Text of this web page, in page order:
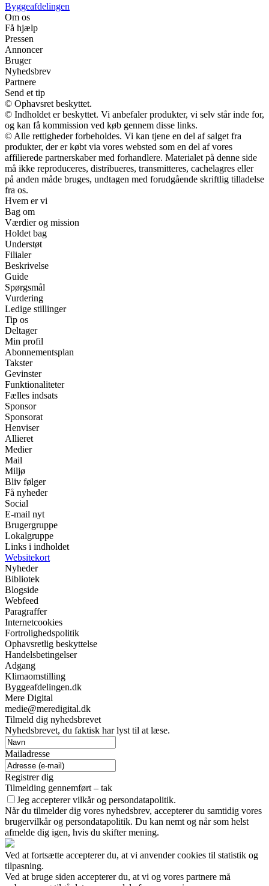
Byggeafdelingen
Om os
Få hjælp
Pressen
Annoncer
Bruger
Nyhedsbrev
Partnere
Send et tip
© Ophavsret beskyttet.
© Indholdet er beskyttet. Vi anbefaler produkter, vi selv står inde for,
og kan få kommission ved køb gennem disse links.
© Alle rettigheder forbeholdes. Vi kan tjene en del af salget fra
produkter, der er købt via vores websted som en del af vores
affilierede partnerskaber med forhandlere. Materialet på denne side
må ikke reproduceres, distribueres, transmitteres, cachelagres eller
på anden måde bruges, undtagen med forudgående skriftlig tilladelse
fra os.
Hvem er vi
Bag om
Værdier og mission
Holdet bag
Understøt
Filialer
Beskrivelse
Guide
Spørgsmål
Vurdering
Ledige stillinger
Tip os
Deltager
Min profil
Abonnementsplan
Takster
Gevinster
Funktionaliteter
Fælles indsats
Sponsor
Sponsorat
Henviser
Allieret
Medier
Mail
Miljø
Bliv følger
Få nyheder
Social
E-mail nyt
Brugergruppe
Lokalgruppe
Links i indholdet
Websitekort
Nyheder
Bibliotek
Blogside
Webfeed
Paragraffer
Internetcookies
Fortrolighedspolitik
Ophavsretlig beskyttelse
Handelsbetingelser
Adgang
Klimaomstilling
Byggeafdelingen.dk
Mere Digital
medie@meredigital.dk
Tilmeld dig nyhedsbrevet
Nyhedsbrevet, du faktisk har lyst til at læse.
Mailadresse
Registrer dig
Tilmelding gennemført – tak
Jeg accepterer vilkår og persondatapolitik.
Når du tilmelder dig vores nyhedsbrev, accepterer du samtidig vores
brugervilkår og persondatapolitik. Du kan nemt og når som helst
afmelde dig igen, hvis du skifter mening.
Ved at fortsætte accepterer du, at vi anvender cookies til statistik og
tilpasning.
Ved at bruge siden accepterer du, at vi og vores partnere må